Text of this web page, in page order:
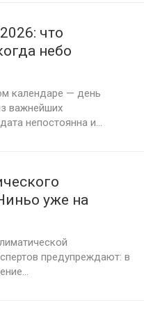
что
небо
календаре — день
важнейших
непостоянна и...
уже на
предупреждают: в